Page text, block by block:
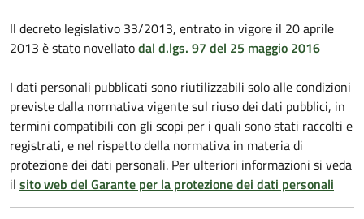
Il decreto legislativo 33/2013, entrato in vigore il 20 aprile
2013 è stato novellatodal d.lgs. 97 del 25 maggio 2016
I dati personali pubblicati sono riutilizzabili solo alle condizioni
previste dalla normativa vigente sul riuso dei dati pubblici, in
termini compatibili con gli scopi per i quali sono stati raccolti e
registrati, e nel rispetto della normativa in materia di
protezione dei dati personali. Per ulteriori informazioni si veda
il sito web del Garante per la protezione dei dati personali